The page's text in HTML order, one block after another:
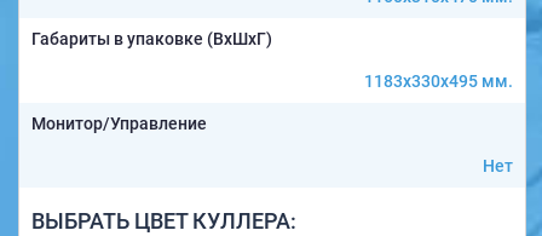
Габариты в упаковке (ВxШxГ)
1183x330x495 мм.
Монитор/Управление
Нет
ВЫБРАТЬ ЦВЕТ КУЛЛЕРА: